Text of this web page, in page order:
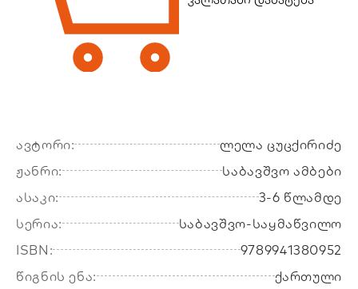
ავტორი:
ლელა ცუცქირიძე
ჟანრი:
საბავშვო ამბები
ასაკი:
3-6 წლამდე
სერია:
საბავშვო-საყმაწვილო
ISBN:
9789941380952
წიგნის ენა:
ქართული